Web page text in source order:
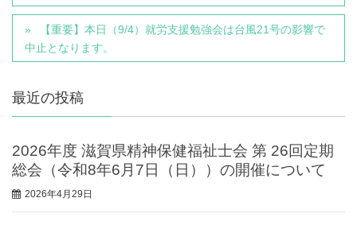
【重要】本日（9/4）就労支援勉強会は台風21号の影響で
中止となります。
最近の投稿
2026年度 滋賀県精神保健福祉士会 第 26回定期
総会（令和8年6月7日（日））の開催について
2026年4月29日